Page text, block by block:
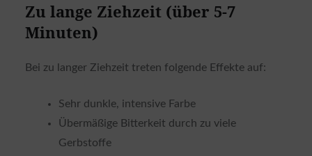
Zu lange Ziehzeit (über 5-7
Minuten)
Bei zu langer Ziehzeit treten folgende Effekte auf:
Sehr dunkle, intensive Farbe
Übermäßige Bitterkeit durch zu viele
Gerbstoffe